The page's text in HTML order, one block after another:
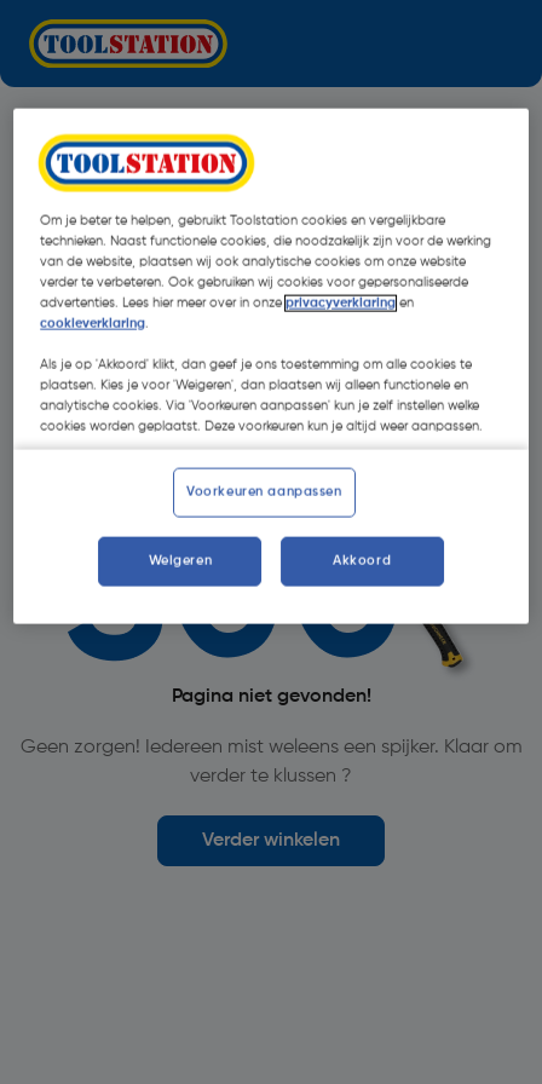
Oops!
Pagina niet gevonden!
Geen zorgen! Iedereen mist weleens een spijker. Klaar om
verder te klussen ?
Verder winkelen
Om je beter te helpen, gebruikt Toolstation cookies en vergelijkbare
technieken. Naast functionele cookies, die noodzakelijk zijn voor de werking
van de website, plaatsen wij ook analytische cookies om onze website
verder te verbeteren. Ook gebruiken wij cookies voor gepersonaliseerde
advertenties. Lees hier meer over in onzeprivacyverklaring en
cookieverklaring.
Als je op 'Akkoord' klikt, dan geef je ons toestemming om alle cookies te
plaatsen. Kies je voor 'Weigeren', dan plaatsen wij alleen functionele en
analytische cookies. Via 'Voorkeuren aanpassen' kun je zelf instellen welke
cookies worden geplaatst. Deze voorkeuren kun je altijd weer aanpassen.
Voorkeuren aanpassen
Weigeren Akkoord